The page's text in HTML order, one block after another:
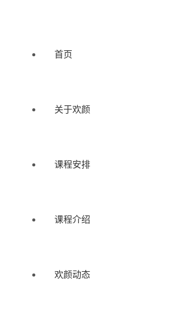
首页
关于欢颜
课程安排
课程介绍
欢颜动态